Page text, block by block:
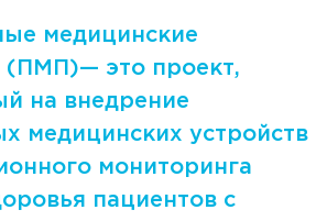
медицинские
(ПМП)— это проект,
на внедрение
медицинских устройств
мониторинга
пациентов с